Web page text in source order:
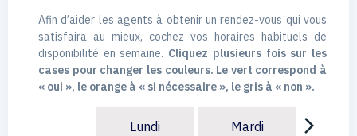
Afin d’aider les agents à obtenir un rendez-vous qui vous
satisfaira au mieux, cochez vos horaires habituels de
disponibilité en semaine. Cliquez plusieurs fois sur les
cases pour changer les couleurs. Le vert correspond à
« oui », le orange à « si nécessaire », le gris à « non ».
Lundi Mardi arrow_forward_ios